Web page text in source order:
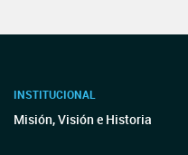
INSTITUCIONAL
Misión, Visión e Historia